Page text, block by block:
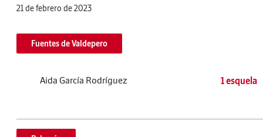
21 de febrero de 2023
Fuentes de Valdepero
Aida García Rodríguez 1 esquela